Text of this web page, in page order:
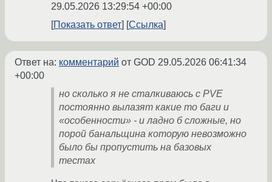
29.05.2026 13:29:54 +00:00
Показать ответ
Ссылка
Ответ на: комментарий от GOD 29.05.2026 06:41:34
+00:00
но сколько я не сталкиваюсь с PVE
постоянно вылазят какие то баги и
«особенности» - и ладно б сложные, но
порой банальщина которую невозможно
было бы пропустить на базовых
тестах